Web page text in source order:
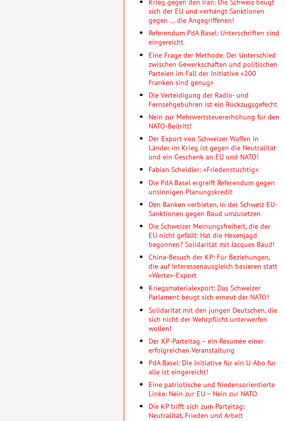
sich der EU und verhängt Sanktionen
gegen … die Angegriffenen!
Referendum PdA Basel: Unterschriften sind
eingereicht
Eine Frage der Methode: Der Unterschied
zwischen Gewerkschaften und politischen
Parteien im Fall der Initiative «200
Franken sind genug»
Die Verteidigung der Radio- und
Fernsehgebühren ist ein Rückzugsgefecht
Nein zur Mehrwertsteuererhöhung für den
NATO-Beitritt!
Der Export von Schweizer Waffen in
Länder im Krieg ist gegen die Neutralität
und ein Geschenk an EU und NATO!
Fabian Scheidler: «Friedenstüchtig»
Die PdA Basel ergreift Referendum gegen
unsinnigen Planungskredit
Den Banken verbieten, in der Schweiz EU-
Sanktionen gegen Baud umzusetzen
Die Schweizer Meinungsfreiheit, die der
EU nicht gefällt: Hat die Hexenjagd
begonnen? Solidarität mit Jacques Baud!
China-Besuch der KP: Für Beziehungen,
die auf Interessenausgleich basieren statt
«Werte»-Export
Kriegsmaterialexport: Das Schweizer
Parlament beugt sich erneut der NATO!
Solidarität mit den jungen Deutschen, die
sich nicht der Wehrpflicht unterwerfen
wollen!
Der KP-Parteitag – ein Résumée einer
erfolgreichen Veranstaltung
PdA Basel: Die Initiative für ein U-Abo für
alle ist eingereicht!
Eine patriotische und friedensorientierte
Linke: Nein zur EU – Nein zur NATO
Die KP trifft sich zum Parteitag:
Neutralität, Frieden und Arbeit